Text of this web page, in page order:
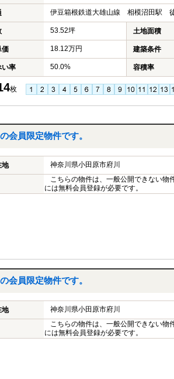
伊豆箱根鉄道大雄山線 相模沼田駅
53.52坪 土地面積
価 18.12万円 建築条件
い率 50.0% 容積率
枚
会員限定物件です。
地
神奈川県小田原市府川
こちらの物件は、一般公開できない物
には無料会員登録が必要です。
会員限定物件です。
地
神奈川県小田原市府川
こちらの物件は、一般公開できない物
には無料会員登録が必要です。